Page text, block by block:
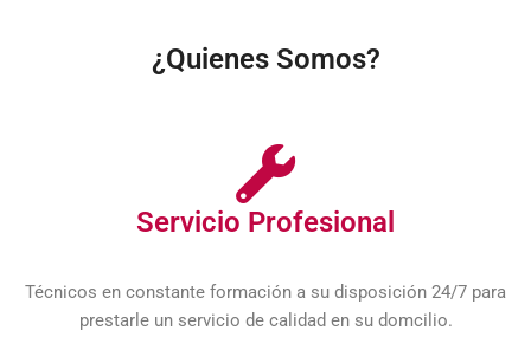
¿Quienes Somos?
Servicio Profesional
Técnicos en constante formación a su disposición 24/7 para
prestarle un servicio de calidad en su domcilio.